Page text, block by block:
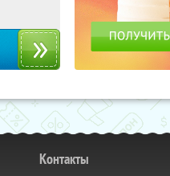
Контакты